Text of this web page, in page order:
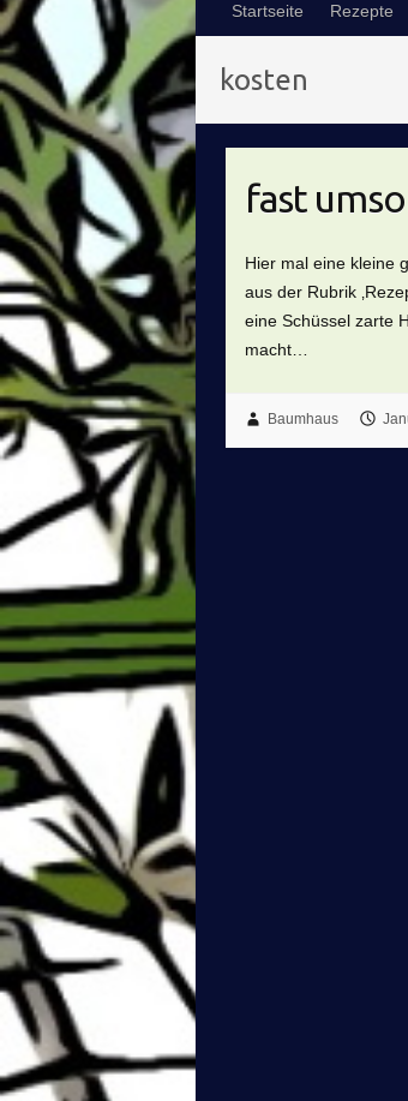
Startseite Rezepte
kosten
fast
Hier mal eine kleine
aus der Rubrik
eine Schüssel zarte
macht…
Baumhaus